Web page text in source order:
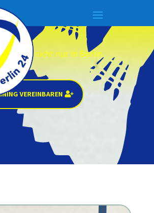
– nicht nur in Berlin
VEREINBAREN